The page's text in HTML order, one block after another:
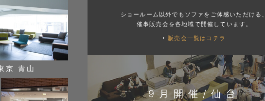
京 青山
ショールーム以外でもソファをご体感いただける、
催事販売会を各地域で開催しています。
販売会一覧はコチラ
9月開催/仙台